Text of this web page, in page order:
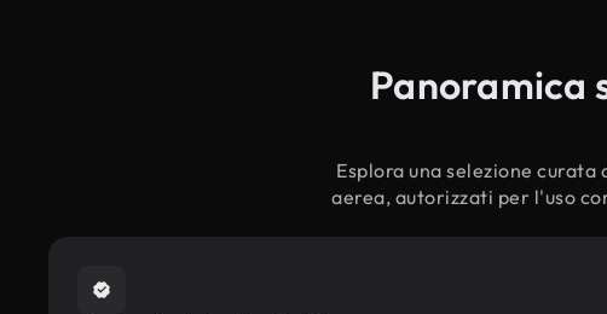
Panoramica
Esplora una selezione
aerea, autorizzati per l'uso